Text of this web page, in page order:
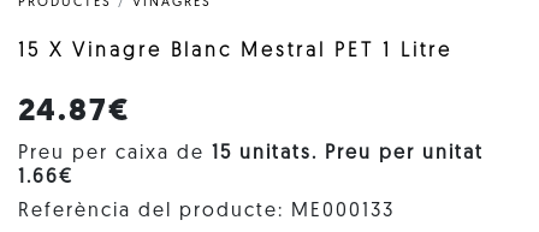
15 X Vinagre Blanc Mestral PET 1 Litre
24.87€
Preu per caixa de
15 unitats. Preu per unitat
1.66€
Referència del producte: ME000133
SELECCIONAR IDIOMA: